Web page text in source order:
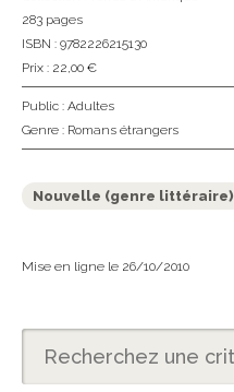
283 pages
ISBN : 9782226215130
Prix : 22,00 €
Public : Adultes
Genre : Romans étrangers
Nouvelle (genre littéraire)
Mise en ligne le 26/10/2010